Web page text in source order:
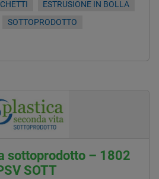
ESTRUSIONE IN BOLLA
SOTTOPRODOTTO
sottoprodotto – 1802
SOTT